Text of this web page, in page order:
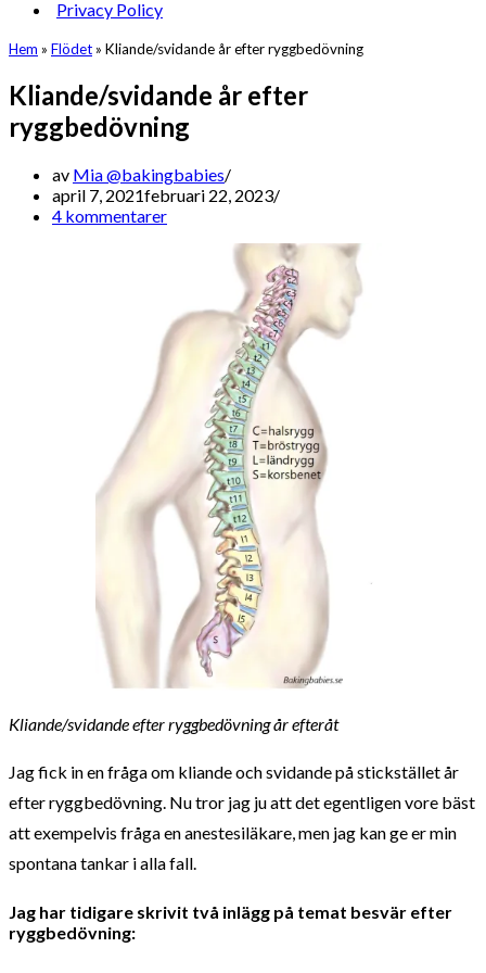
Privacy Policy
Hem » Flödet» Kliande/svidande år efter ryggbedövning
Kliande/svidande år efter
ryggbedövning
av Mia @bakingbabies
april 7, 2021februari 22, 2023
4 kommentarer
Kliande/svidande efter ryggbedövning år efteråt
Jag fick in en fråga om kliande och svidande på stickstället år
efter ryggbedövning. Nu tror jag ju att det egentligen vore bäst
att exempelvis fråga en anestesiläkare, men jag kan ge er min
spontana tankar i alla fall.
Jag har tidigare skrivit två inlägg på temat besvär efter
ryggbedövning: